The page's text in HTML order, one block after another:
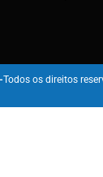
Todos os direitos